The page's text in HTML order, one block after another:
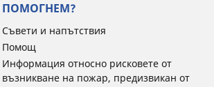
ПОМОГНЕМ?
Съвети и напътствия
Помощ
Информация относно рисковете от
възникване на пожар, предизвикан от